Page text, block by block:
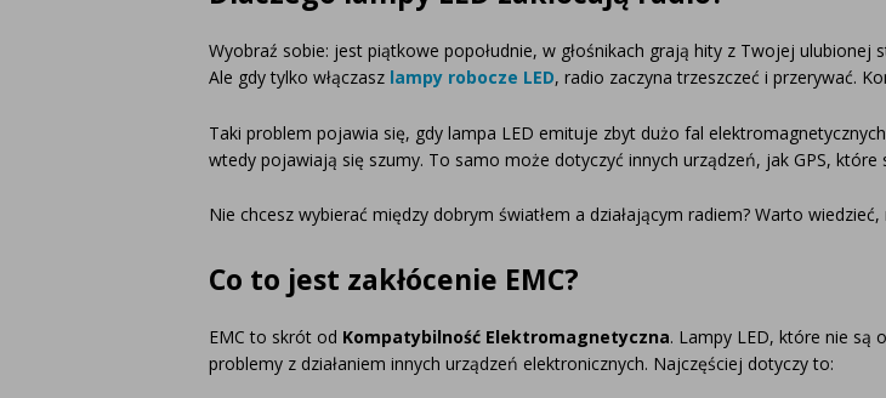
Wyobraź sobie: jest piątkowe popołudnie, w głośnikach grają hity z Twojej
Ale gdy tylko włączasz lampy robocze LED, radio zaczyna trzeszczeć i przerywać.
Taki problem pojawia się, gdy lampa LED emituje zbyt dużo fal
wtedy pojawiają się szumy. To samo może dotyczyć innych urządzeń, jak GPS, które
Nie chcesz wybierać między dobrym światłem a działającym radiem? Warto
Co to jest zakłócenie EMC?
EMC to skrót od Kompatybilność Elektromagnetyczna. Lampy LED, które nie są
problemy z działaniem innych urządzeń elektronicznych. Najczęściej dotyczy to: